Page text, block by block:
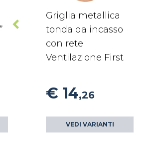
Griglia metallica
tonda da incasso
con rete
Ventilazione First
€ 14,26
VEDI VARIANTI